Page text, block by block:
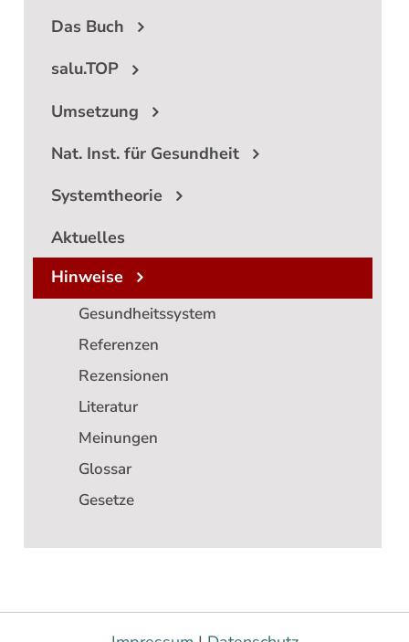
Das Buch
salu.TOP
Umsetzung
Nat. Inst. für Gesundheit
Systemtheorie
Aktuelles
Hinweise
Gesundheitssystem
Referenzen
Rezensionen
Literatur
Meinungen
Glossar
Gesetze